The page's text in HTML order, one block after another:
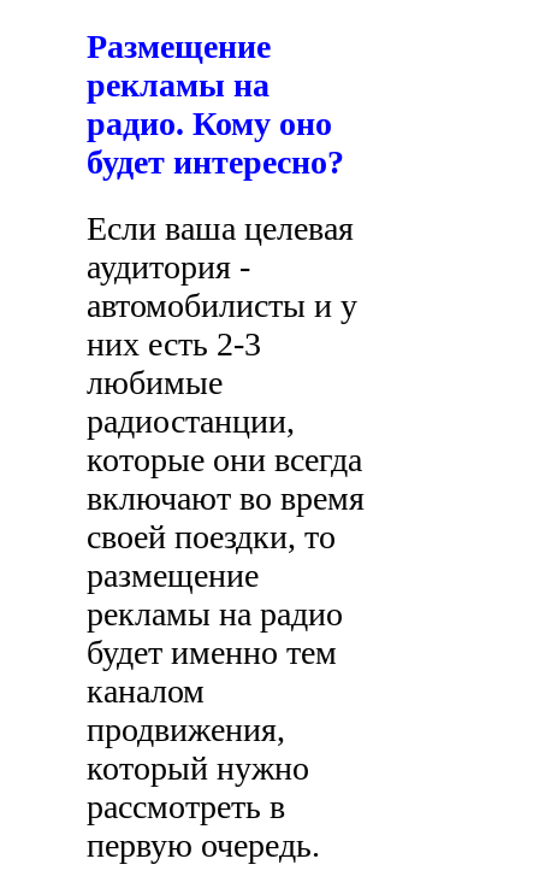
Размещение
рекламы на
радио. Кому оно
будет интересно?
Если ваша целевая
аудитория -
автомобилисты и у
них есть 2-3
любимые
радиостанции,
которые они всегда
включают во время
своей поездки, то
размещение
рекламы на радио
будет именно тем
каналом
продвижения,
который нужно
рассмотреть в
первую очередь.